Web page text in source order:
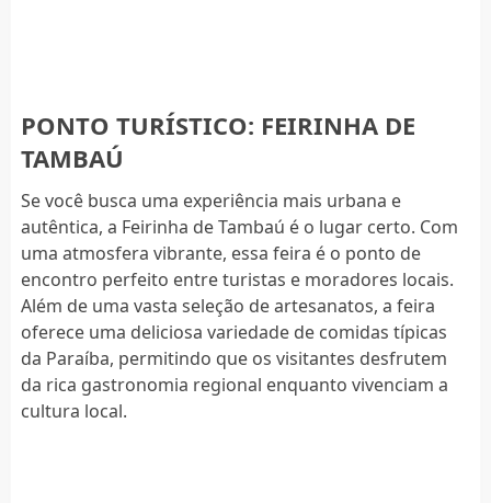
PONTO TURÍSTICO: FEIRINHA DE
TAMBAÚ
Se você busca uma experiência mais urbana e
autêntica, a Feirinha de Tambaú é o lugar certo. Com
uma atmosfera vibrante, essa feira é o ponto de
encontro perfeito entre turistas e moradores locais.
Além de uma vasta seleção de artesanatos, a feira
oferece uma deliciosa variedade de comidas típicas
da Paraíba, permitindo que os visitantes desfrutem
da rica gastronomia regional enquanto vivenciam a
cultura local.